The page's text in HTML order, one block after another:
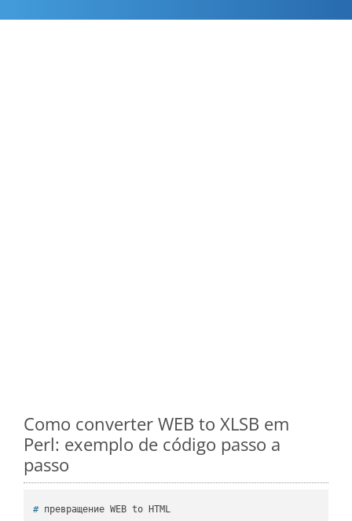
Como converter WEB to XLSB em
Perl: exemplo de código passo a
passo
# превращение WEB to HTML